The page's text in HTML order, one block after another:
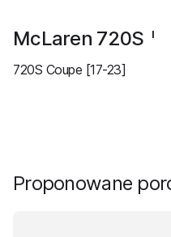
McLaren 720S I
720S Coupe [17-23]
Proponowane